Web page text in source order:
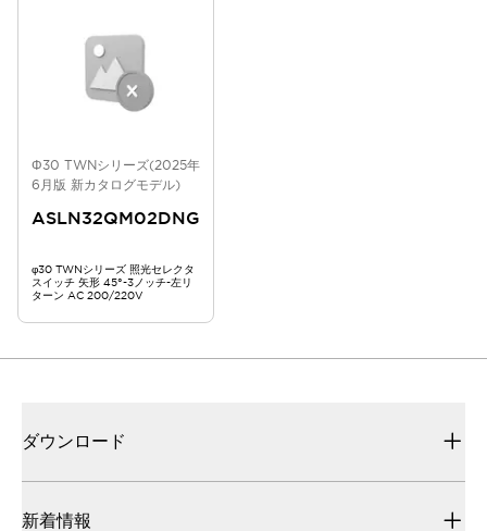
Φ30 TWNシリーズ(2025年
6月版 新カタログモデル)
ASLN32QM02DNG
φ30 TWNシリーズ 照光セレクタ
スイッチ 矢形 45°-3ノッチ-左リ
ターン AC 200/220V
ダウンロード
新着情報